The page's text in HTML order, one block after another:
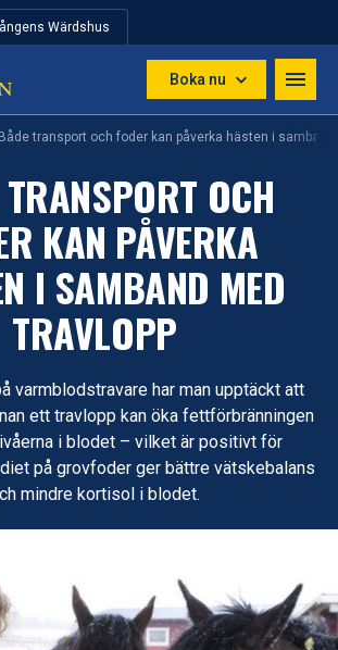
Wärdshus
Boka nu
Både transport och foder kan påverka hästen i samband
OCH
KAN PÅVERKA
I SAMBAND MED
TRAVLOPP
varmblodstravare har man upptäckt att
ett travlopp kan öka fettförbränningen
i blodet – vilket är positivt för
på grovfoder ger bättre vätskebalans
mindre kortisol i blodet.